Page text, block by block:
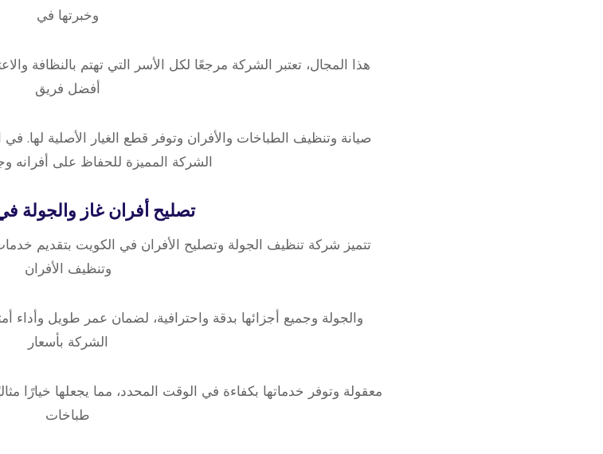
وخبرتها في
هذا المجال، تعتبر الشركة مرجعًا لكل الأسر التي تهتم بالنظافة
أفضل فريق
صيانة وتنظيف الطباخات والأفران وتوفر قطع الغيار الأصلية لها.
الشركة المميزة للحفاظ على أفرانه
تصليح أفران غاز والجولة
تتميز شركة تنظيف الجولة وتصليح الأفران في الكويت بتقديم خدمات
وتنظيف الأفران
والجولة وجميع أجزائها بدقة واحترافية، لضمان عمر طويل وأداء
الشركة بأسعار
معقولة وتوفر خدماتها بكفاءة في الوقت المحدد، مما يجعلها
طباخات